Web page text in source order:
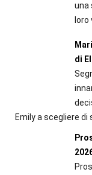
una
loro
di
Emily a scegliere di